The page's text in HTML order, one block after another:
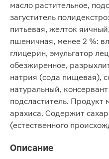
масло растительное,
загуститель
питьевая, желток
пшеничная, менее 2 %:
глицерин, эмульгатор
обезжиренное,
натрия (сода пищевая),
натуральный,
подсластитель.
арахиса. Содержит
(естественного
Описание